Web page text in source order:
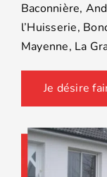
Baconnière,
l’Huisserie,
Mayenne, La
Je désire